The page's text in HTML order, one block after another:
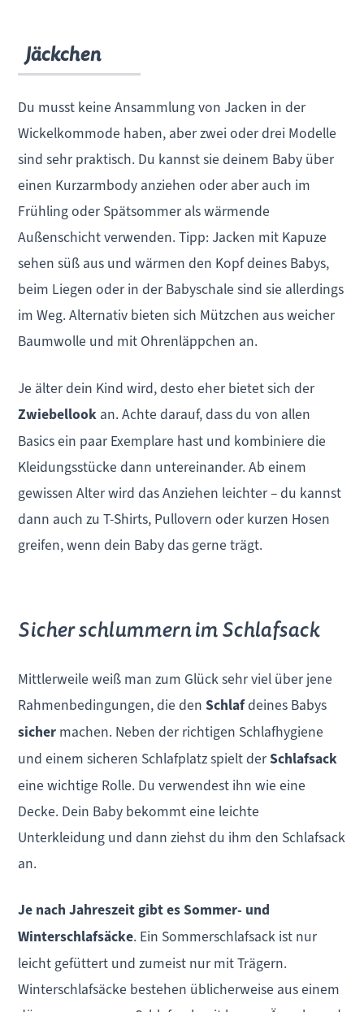
Jäckchen
Du musst keine Ansammlung von Jacken in der
Wickelkommode haben, aber zwei oder drei Modelle
sind sehr praktisch. Du kannst sie deinem Baby über
einen Kurzarmbody anziehen oder aber auch im
Frühling oder Spätsommer als wärmende
Außenschicht verwenden. Tipp: Jacken mit Kapuze
sehen süß aus und wärmen den Kopf deines Babys,
beim Liegen oder in der Babyschale sind sie allerdings
im Weg. Alternativ bieten sich Mützchen aus weicher
Baumwolle und mit Ohrenläppchen an.
Je älter dein Kind wird, desto eher bietet sich der
Zwiebellook an. Achte darauf, dass du von allen
Basics ein paar Exemplare hast und kombiniere die
Kleidungsstücke dann untereinander. Ab einem
gewissen Alter wird das Anziehen leichter – du kannst
dann auch zu T-Shirts, Pullovern oder kurzen Hosen
greifen, wenn dein Baby das gerne trägt.
Sicher schlummern im Schlafsack
Mittlerweile weiß man zum Glück sehr viel über jene
Rahmenbedingungen, die denSchlafdeines Babys
sicher machen. Neben der richtigen Schlafhygiene
und einem sicheren Schlafplatz spielt derSchlafsack
eine wichtige Rolle. Du verwendest ihn wie eine
Decke. Dein Baby bekommt eine leichte
Unterkleidung und dann ziehst du ihm den Schlafsack
an.
Je nach Jahreszeit gibt es Sommer- und
Winterschlafsäcke. Ein Sommerschlafsack ist nur
leicht gefüttert und zumeist nur mit Trägern.
Winterschlafsäcke bestehen üblicherweise aus einem